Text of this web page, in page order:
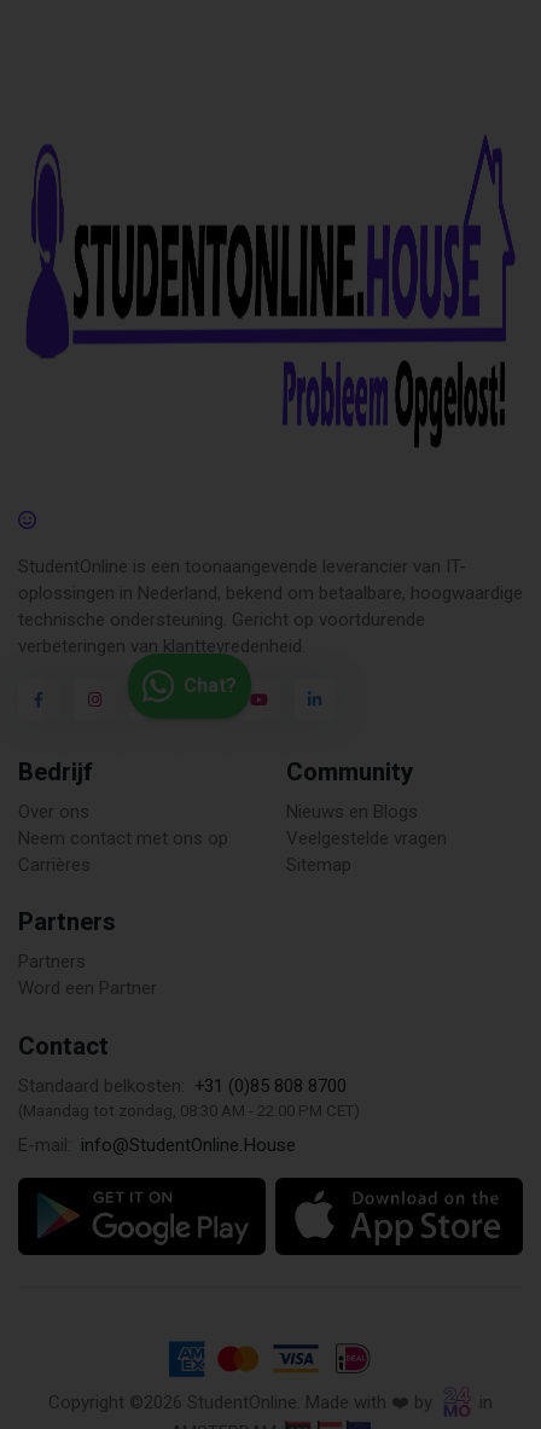
StudentOnline is een toonaangevende leverancier van IT-
oplossingen in Nederland, bekend om betaalbare, hoogwaardige
technische ondersteuning. Gericht op voortdurende
verbeteringen van klanttevredenheid.
Bedrijf
Over ons
Neem contact met ons op
Carrières
Community
Nieuws en Blogs
Veelgestelde vragen
Sitemap
Partners
Partners
Word een Partner
Contact
Standaard belkosten: +31 (0)85 808 8700
(Maandag tot zondag, 08:30 AM - 22:00 PM CET)
E-mail: info@StudentOnline.House
Copyright ©2026 StudentOnline. Made with ❤️ by
in
Chat?